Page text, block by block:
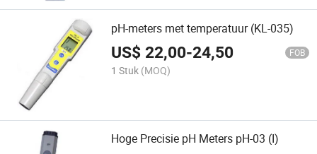
pH-meters met temperatuur (KL-035)
US$22,00-24,50 FOB
1 Stuk (MOQ)
Hoge Precisie pH Meters pH-03 (I)